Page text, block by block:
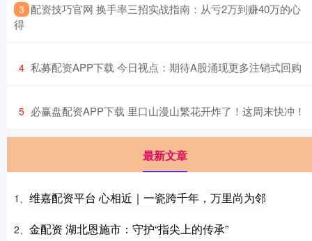
3 ​配资技巧官网 换手率三招实战指南：从亏2万到赚40万的心
得
4 ​私募配资APP下载 今日视点：期待A股涌现更多注销式回购
5 ​必赢盘配资APP下载 里口山漫山繁花开炸了！这周末快冲！
最新文章
1、 维嘉配资平台 心相近｜一瓷跨千年，万里尚为邻
2、 金配资 湖北恩施市：守护“指尖上的传承”